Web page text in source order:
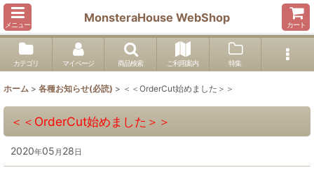
メニュー
MonsteraHouse WebShop
カート
カテゴリ マイページ 商品検索 ご利用案内 特集
ホーム > 各種お知らせ(必読) > ＜＜OrderCut始めました＞＞
＜＜OrderCut始めました＞＞
2020年05 月 28日